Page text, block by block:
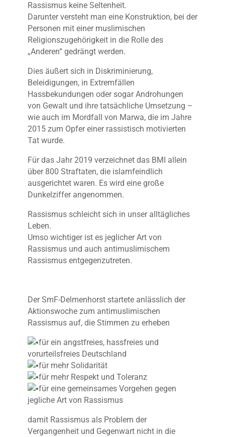
Rassismus keine Seltenheit.
Darunter versteht man eine Konstruktion, bei der
Personen mit einer muslimischen
Religionszugehörigkeit in die Rolle des
„Anderen“ gedrängt werden.
Dies äußert sich in Diskriminierung,
Beleidigungen, in Extremfällen
Hassbekundungen oder sogar Androhungen
von Gewalt und ihre tatsächliche Umsetzung –
wie auch im Mordfall von Marwa, die im Jahre
2015 zum Opfer einer rassistisch motivierten
Tat wurde.
Für das Jahr 2019 verzeichnet das BMI allein
über 800 Straftaten, die islamfeindlich
ausgerichtet waren. Es wird eine große
Dunkelziffer angenommen.
Rassismus schleicht sich in unser alltägliches
Leben.
Umso wichtiger ist es jeglicher Art von
Rassismus und auch antimuslimischem
Rassismus entgegenzutreten.
Der SmF-Delmenhorst startete anlässlich der
Aktionswoche zum antimuslimischen
Rassismus auf, die Stimmen zu erheben
für ein angstfreies, hassfreies und
vorurteilsfreies Deutschland
für mehr Solidarität
für mehr Respekt und Toleranz
für eine gemeinsames Vorgehen gegen
jegliche Art von Rassismus
damit Rassismus als Problem der
Vergangenheit und Gegenwart nicht in die